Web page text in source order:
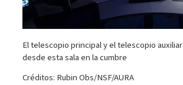
El telescopio principal y el telescopio
desde esta sala en la cumbre
Créditos: Rubin Obs/NSF/AURA